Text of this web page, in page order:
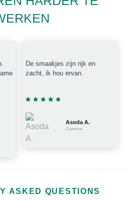
De smaakjes zijn rijk en
zacht, ik hou ervan.
Asoda A.
Customer
ASKED QUESTIONS